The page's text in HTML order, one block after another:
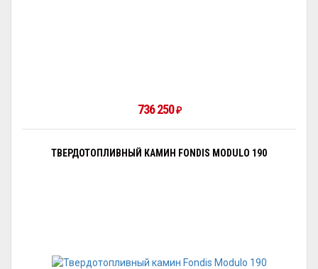
736 250₽
ТВЕРДОТОПЛИВНЫЙ КАМИН FONDIS MODULO 190